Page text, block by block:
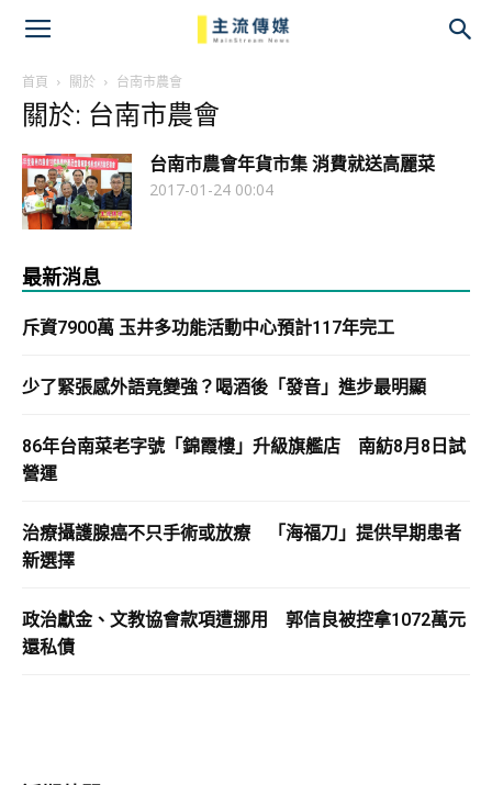
首頁 關於 台南市農會
關於: 台南市農會
台南市農會年貨市集 消費就送高麗菜
2017-01-24 00:04
最新消息
斥資7900萬 玉井多功能活動中心預計117年完工
少了緊張感外語竟變強？喝酒後「發音」進步最明顯
86年台南菜老字號「錦霞樓」升級旗艦店 南紡8月8日試
營運
治療攝護腺癌不只手術或放療 「海福刀」提供早期患者
新選擇
政治獻金、文教協會款項遭挪用 郭信良被控拿1072萬元
還私債